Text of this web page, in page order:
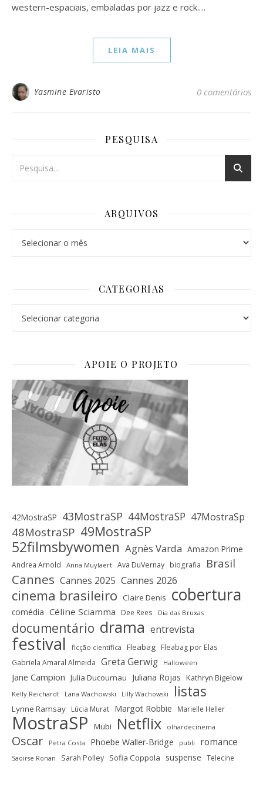
western-espaciais, embaladas por jazz e rock.…
LEIA MAIS
Yasmine Evaristo 0 comentários
PESQUISA
ARQUIVOS
CATEGORIAS
APOIE O PROJETO
42MostraSP 43MostraSP 44MostraSP 47MostraSp
48MostraSP 49MostraSP
52filmsbywomen Agnès Varda Amazon Prime
Andrea Arnold Anna Muylaert Ava DuVernay biografia Brasil
Cannes Cannes 2025 Cannes 2026
cinema brasileiro Claire Denis cobertura
comédia Céline Sciamma Dee Rees Dia das Bruxas
documentário drama entrevista
festival ficção científica Fleabag Fleabag por Elas
Gabriela Amaral Almeida Greta Gerwig Halloween
Jane Campion Julia Ducournau Juliana Rojas Kathryn Bigelow
Kelly Reichardt Lana Wachowski Lilly Wachowski listas
Lynne Ramsay Lúcia Murat Margot Robbie Marielle Heller
MostraSP Mubi Netflix olhardecinema
Oscar Petra Costa Phoebe Waller-Bridge publi romance
Saoirse Ronan Sarah Polley Sofia Coppola suspense Telecine